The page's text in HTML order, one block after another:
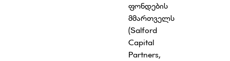
ფონდების
მმართველს
(Salford
Capital
Partners,